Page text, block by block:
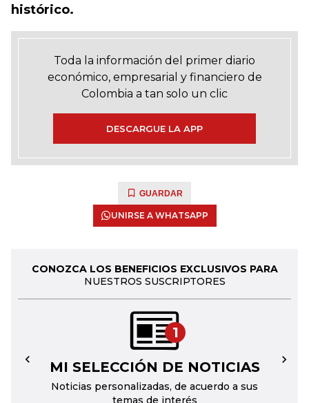
histórico.
Toda la información del primer diario
económico, empresarial y financiero de
Colombia a tan solo un clic
DESCARGUE LA APP
GUARDAR
UNIRSE A WHATSAPP
CONOZCA LOS BENEFICIOS EXCLUSIVOS PARA
NUESTROS SUSCRIPTORES
1
MI SELECCIÓN DE NOTICIAS
Noticias personalizadas, de acuerdo a sus
temas de interés
← →